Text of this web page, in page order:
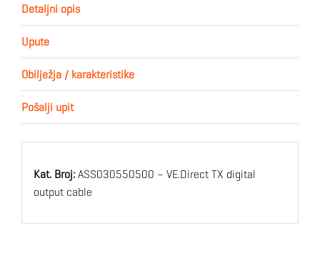
Detaljni opis
Upute
Obilježja / karakteristike
Pošalji upit
Kat. Broj: ASS030550500 – VE.Direct TX digital
output cable